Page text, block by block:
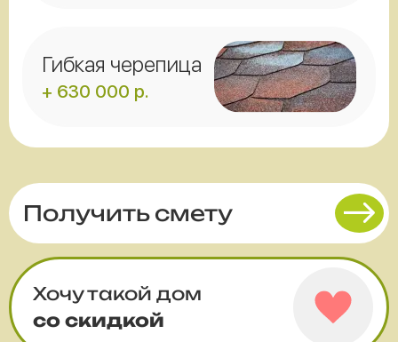
Гибкая черепица
+ 630 000 р.
Получить смету
Хочу такой дом
со скидкой